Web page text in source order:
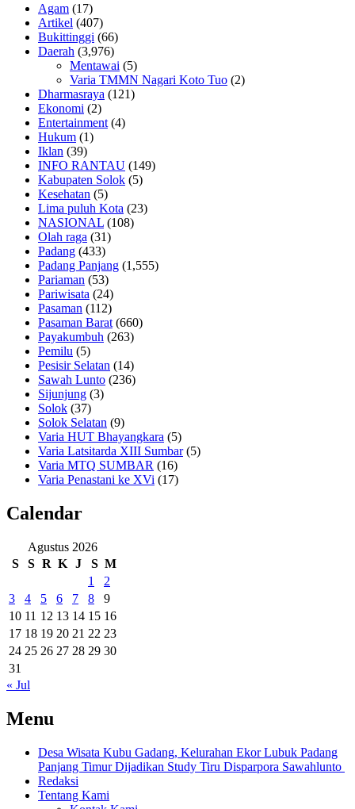
Agam (17)
Artikel (407)
Bukittinggi (66)
Daerah (3,976)
Mentawai (5)
Varia TMMN Nagari Koto Tuo (2)
Dharmasraya (121)
Ekonomi (2)
Entertainment (4)
Hukum (1)
Iklan (39)
INFO RANTAU (149)
Kabupaten Solok (5)
Kesehatan (5)
Lima puluh Kota (23)
NASIONAL (108)
Olah raga (31)
Padang (433)
Padang Panjang (1,555)
Pariaman (53)
Pariwisata (24)
Pasaman (112)
Pasaman Barat (660)
Payakumbuh (263)
Pemilu (5)
Pesisir Selatan (14)
Sawah Lunto (236)
Sijunjung (3)
Solok (37)
Solok Selatan (9)
Varia HUT Bhayangkara (5)
Varia Latsitarda XIII Sumbar(5)
Varia MTQ SUMBAR (16)
Varia Penastani ke XVi (17)
Calendar
Agustus 2026
S
S R K J S M
1
2
3
4 5 6 7 8
9
10 11 12 13 14 15 16
17 18 19 20 21 22 23
24 25 26 27 28 29 30
31
« Jul
Menu
Desa Wisata Kubu Gadang, Kelurahan Ekor Lubuk Padang
Panjang Timur Dijadikan Study Tiru Disparpora Sawahlunto
Redaksi
Tentang Kami